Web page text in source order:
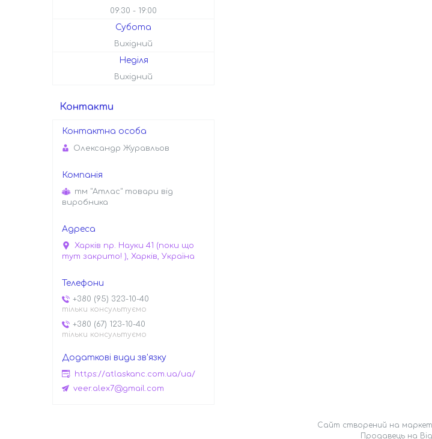
09:30 19:00
Субота
Вихідний
Неділя
Вихідний
Контакти
Олександр Журавльов
тм "Атлас" товари від
виробника
Харків пр. Науки 41 (поки що
тут закрито! ), Харків, Україна
+380 (95) 323-10-40
тільки консультуємо
+380 (67) 123-10-40
тільки консультуємо
https://atlaskanc.com.ua/ua/
veer.alex7@gmail.com
Сайт створений на
Продавець на